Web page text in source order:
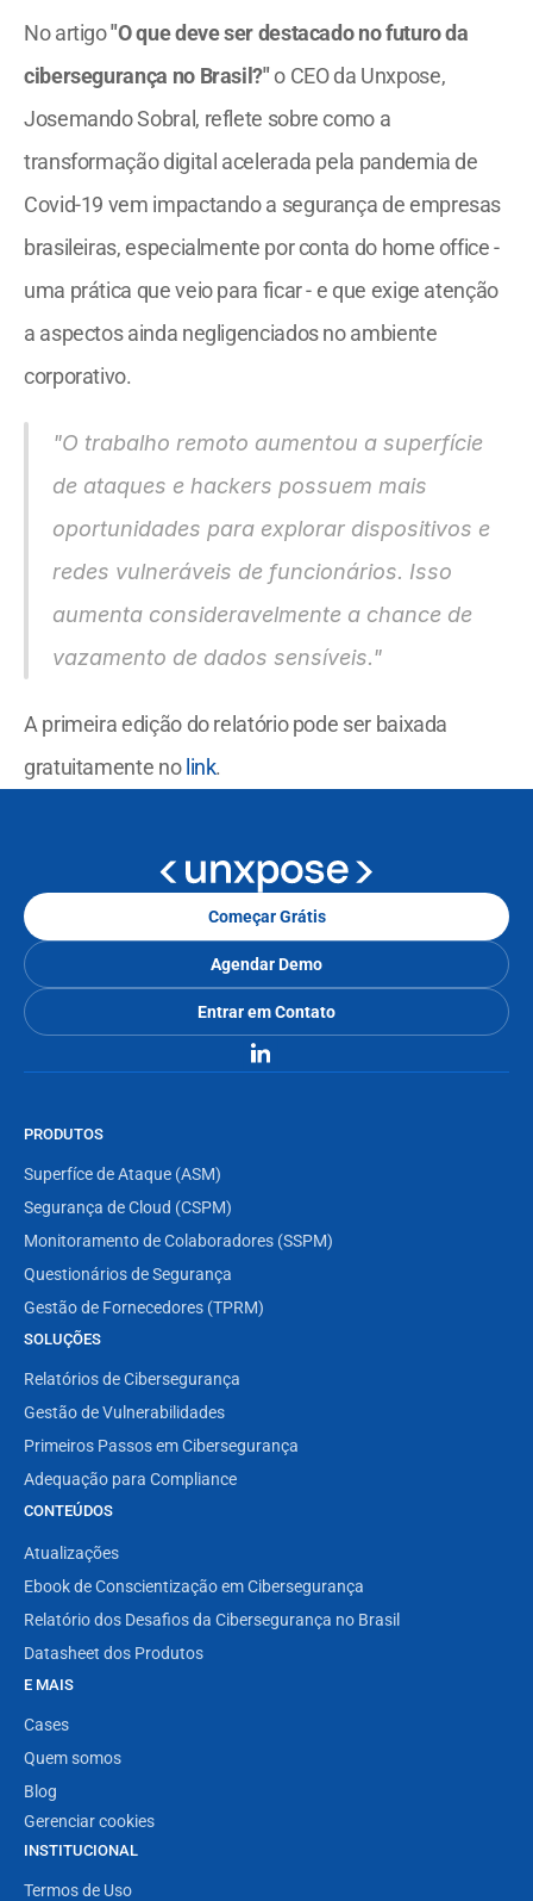
No artigo "O que deve ser destacado no futuro da
cibersegurança no Brasil?" o CEO da Unxpose,
Josemando Sobral, reflete sobre como a
transformação digital acelerada pela pandemia de
Covid-19 vem impactando a segurança de empresas
brasileiras, especialmente por conta do home office -
uma prática que veio para ficar - e que exige atenção
a aspectos ainda negligenciados no ambiente
corporativo.
"O trabalho remoto aumentou a superfície
de ataques e hackers possuem mais
oportunidades para explorar dispositivos e
redes vulneráveis de funcionários. Isso
aumenta consideravelmente a chance de
vazamento de dados sensíveis."
A primeira edição do relatório pode ser baixada
gratuitamente no link.
Começar Grátis
Agendar Demo
Entrar em Contato
PRODUTOS
Superfíce de Ataque (ASM)
Segurança de Cloud (CSPM)
Monitoramento de Colaboradores (SSPM)
Questionários de Segurança
Gestão de Fornecedores (TPRM)
SOLUÇÕES
Relatórios de Cibersegurança
Gestão de Vulnerabilidades
Primeiros Passos em Cibersegurança
Adequação para Compliance
CONTEÚDOS
Atualizações
Ebook de Conscientização em Cibersegurança
Relatório dos Desafios da Cibersegurança no Brasil
Datasheet dos Produtos
E MAIS
Cases
Quem somos
Blog
Gerenciar cookies
INSTITUCIONAL
Termos de Uso